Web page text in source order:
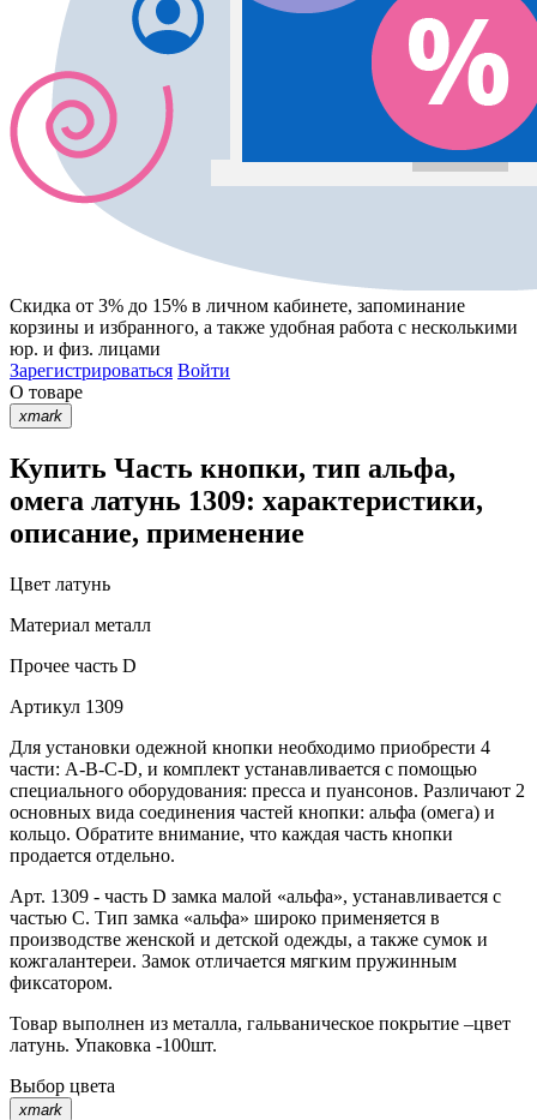
Скидка от 3% до 15% в личном кабинете, запоминание
корзины и избранного, а также удобная работа с несколькими
юр. и физ. лицами
Зарегистрироваться Войти
О товаре
xmark
Купить Часть кнопки, тип альфа,
омега латунь 1309: характеристики,
описание, применение
Цвет латунь
Материал металл
Прочее часть D
Артикул 1309
Для установки одежной кнопки необходимо приобрести 4
части: A-B-C-D, и комплект устанавливается с помощью
специального оборудования: пресса и пуансонов. Различают 2
основных вида соединения частей кнопки: альфа (омега) и
кольцо. Обратите внимание, что каждая часть кнопки
продается отдельно.
Арт. 1309 - часть D замка малой «альфа», устанавливается с
частью С. Тип замка «альфа» широко применяется в
производстве женской и детской одежды, а также сумок и
кожгалантереи. Замок отличается мягким пружинным
фиксатором.
Товар выполнен из металла, гальваническое покрытие –цвет
латунь. Упаковка -100шт.
Выбор цвета
xmark